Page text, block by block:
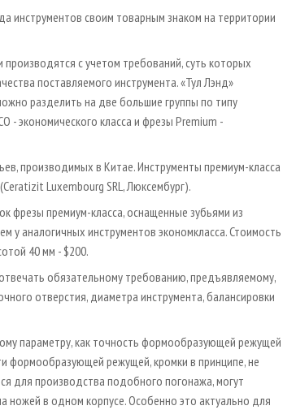
инструментов своим товарным знаком на территории
с учетом требований, суть которых
поставляемого инструмента. «Тул Лэнд»
разделить на две большие группы по типу
- экономического класса и фрезы Premium -
производимых в Китае. Инструменты премиум-класса
Luxembourg SRL, Люксембург).
фрезы премиум-класса, оснащенные зубьями из
у аналогичных инструментов экономкласса. Стоимость
40 мм - $200.
обязательному требованию, предъявляемому,
отверстия, диаметра инструмента, балансировки
параметру, как точность формообразующей режущей
формообразующей режущей, кромки в принципе, не
для производства подобного погонажа, могут
в одном корпусе. Особенно это актуально для